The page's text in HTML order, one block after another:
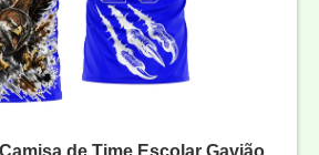
de Time Escolar Gavião